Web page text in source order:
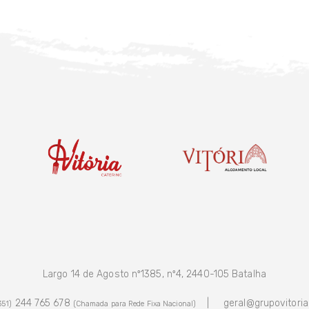
Largo 14 de Agosto nº1385, nº4, 2440-105 Batalha
244 765 678 (Chamada para Rede Fixa Nacional) |